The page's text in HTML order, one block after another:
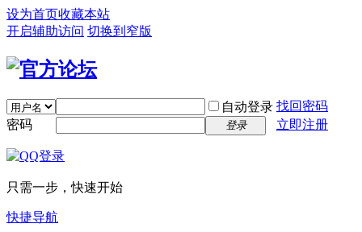
设为首页收藏本站
开启辅助访问 切换到窄版
自动登录 找回密码
密码
登录 立即注册
只需一步，快速开始
快捷导航